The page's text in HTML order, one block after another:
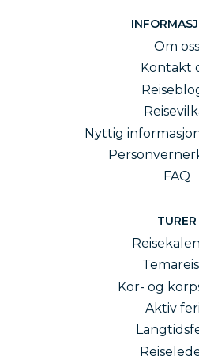
Om oss
Kontakt
Nyttig
FAQ
TURER
Kor- og
Aktiv